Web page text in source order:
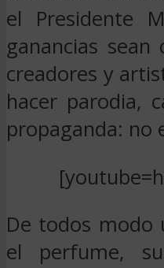
el Presidente
ganancias
creadores y
hacer parodia,
propaganda: no
De todos modo
el perfume,